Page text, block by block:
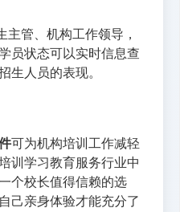
主管、机构工作领导，
员状态可以实时信息查
生人员的表现。
可为机构培训工作减轻
训学习教育服务行业中
个校长值得信赖的选
己亲身体验才能充分了